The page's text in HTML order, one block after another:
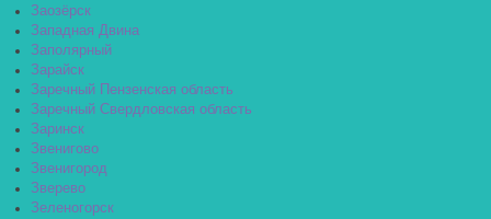
Заозёрск
Западная Двина
Заполярный
Зарайск
Заречный Пензенская область
Заречный Свердловская область
Заринск
Звенигово
Звенигород
Зверево
Зеленогорск